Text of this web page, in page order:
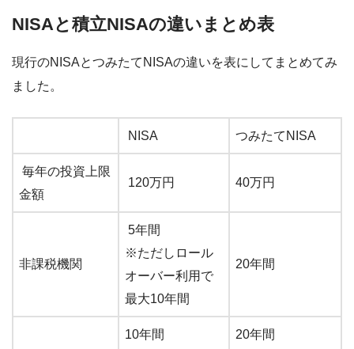
NISAと積立NISAの違いまとめ表
現行のNISAとつみたてNISAの違いを表にしてまとめてみ
ました。
NISA つみたてNISA
毎年の投資上限
金額
120万円 40万円
非課税機関
5年間
※ただしロール
オーバー利用で
最大10年間
20年間
10年間 20年間